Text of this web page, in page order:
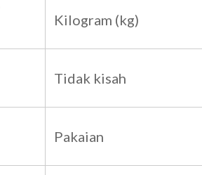
Kilogram (kg)
Tidak kisah
Pakaian